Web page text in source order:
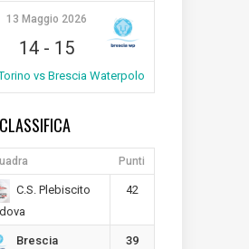
13 Maggio 2026
14- 15
vs Brescia Waterpolo
Punti
C.S. Plebiscito
42
Brescia
39